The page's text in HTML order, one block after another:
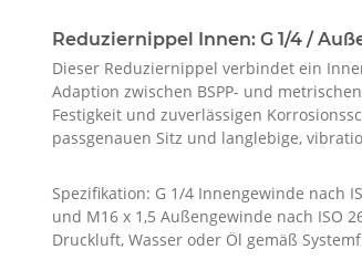
Reduziernippel Innen: G 1/4 /
Dieser Reduziernippel verbindet ein
Adaption zwischen BSPP- und
Festigkeit und zuverlässigen
passgenauen Sitz und langlebige,
Spezifikation: G 1/4 Innengewinde nach
und M16 x 1,5 Außengewinde nach ISO
Druckluft, Wasser oder Öl gemäß